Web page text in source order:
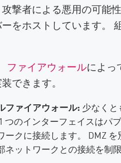
攻撃者による悪用の可能
をホストしています。
ファイアウォールによっ
できます。
ファイアウォール: 少なくと
つのインターフェイスはパ
ークに接続します。 DMZ
ネットワークとの接続を制限